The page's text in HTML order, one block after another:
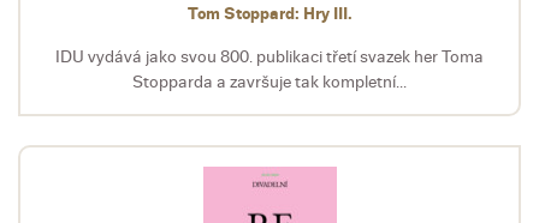
Tom Stoppard: Hry III.
IDU vydává jako svou 800. publikaci třetí svazek her Toma
Stopparda a završuje tak kompletní...